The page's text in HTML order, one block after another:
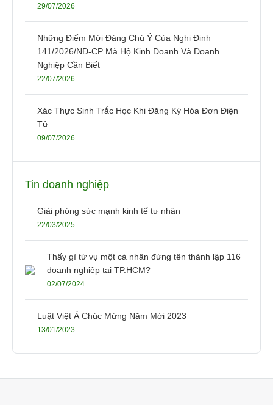
29/07/2026
Những Điểm Mới Đáng Chú Ý Của Nghị Định
141/2026/NĐ-CP Mà Hộ Kinh Doanh Và Doanh
Nghiệp Cần Biết
22/07/2026
Xác Thực Sinh Trắc Học Khi Đăng Ký Hóa Đơn Điện
Tử
09/07/2026
Tin doanh nghiệp
Giải phóng sức mạnh kinh tế tư nhân
22/03/2025
Thấy gì từ vụ một cá nhân đứng tên thành lập 116
doanh nghiệp tại TP.HCM?
02/07/2024
Luật Việt Á Chúc Mừng Năm Mới 2023
13/01/2023